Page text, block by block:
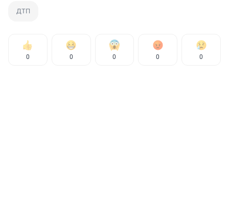
ДТП
0 0 0 0 0